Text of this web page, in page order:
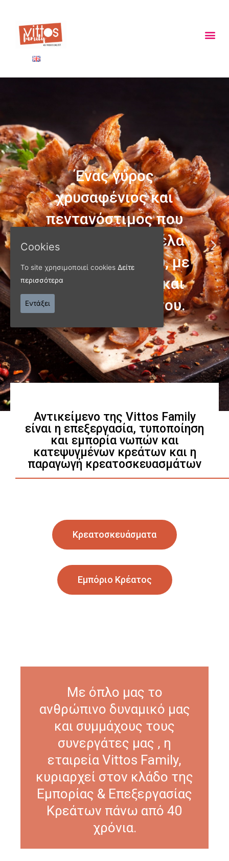
ΠΑΝΩ ΑΠΟ 40 ΧΡΟΝΙΑ
Παράγουμε προϊόντα
εξαιρετικής
ποιότητας
Αντικείμενο της Vittos Family
είναι η επεξεργασία, τυποποίηση
και εμπορία νωπών και
κατεψυγμένων κρεάτων και η
παραγωγή κρεατοσκευασμάτων
Κρεατοσκευάσματα
Εμπόριο Κρέατος
Με όπλο μας το
ανθρώπινο δυναμικό μας
και συμμάχους τους
συνεργάτες μας , η
εταιρεία Vittos Family,
κυριαρχεί στον κλάδο της
Εμπορίας & Επεξεργασίας
Κρεάτων πάνω από 40
χρόνια.
Cookies
Το site χρησιμοποιεί cookies Δείτε
περισσότερα
Εντάξει